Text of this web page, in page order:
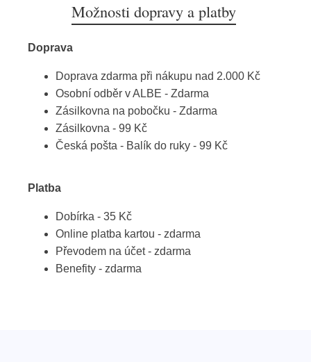
Možnosti dopravy a platby
Doprava
Doprava zdarma při nákupu nad 2.000 Kč
Osobní odběr v ALBE - Zdarma
Zásilkovna na pobočku - Zdarma
Zásilkovna - 99 Kč
Česká pošta - Balík do ruky - 99 Kč
Platba
Dobírka - 35 Kč
Online platba kartou - zdarma
Převodem na účet - zdarma
Benefity - zdarma